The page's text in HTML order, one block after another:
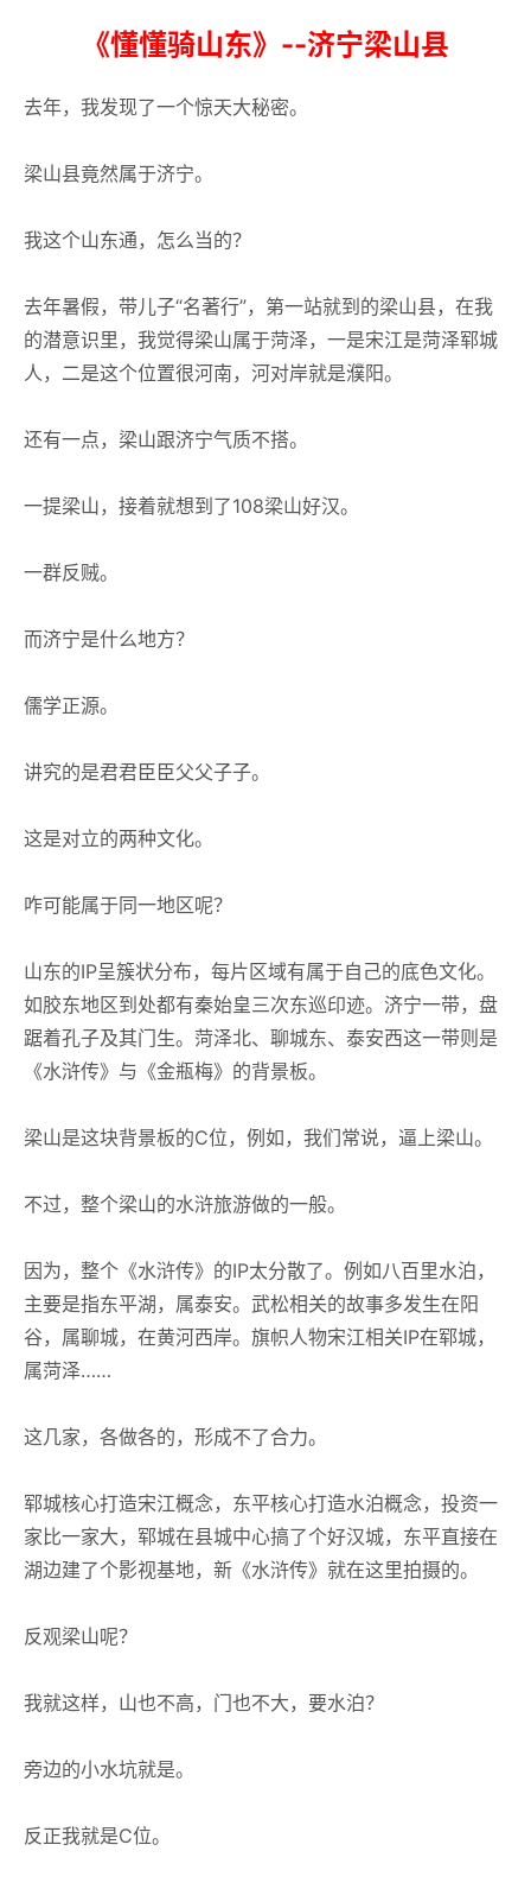
《懂懂骑山东》--济宁梁山县
去年，我发现了一个惊天大秘密。
梁山县竟然属于济宁。
我这个山东通，怎么当的？
去年暑假，带儿子“名著行”，第一站就到的梁山县，在我
的潜意识里，我觉得梁山属于菏泽，一是宋江是菏泽郓城
人，二是这个位置很河南，河对岸就是濮阳。
还有一点，梁山跟济宁气质不搭。
一提梁山，接着就想到了108梁山好汉。
一群反贼。
而济宁是什么地方？
儒学正源。
讲究的是君君臣臣父父子子。
这是对立的两种文化。
咋可能属于同一地区呢？
山东的IP呈簇状分布，每片区域有属于自己的底色文化。
如胶东地区到处都有秦始皇三次东巡印迹。济宁一带，盘
踞着孔子及其门生。菏泽北、聊城东、泰安西这一带则是
《水浒传》与《金瓶梅》的背景板。
梁山是这块背景板的C位，例如，我们常说，逼上梁山。
不过，整个梁山的水浒旅游做的一般。
因为，整个《水浒传》的IP太分散了。例如八百里水泊，
主要是指东平湖，属泰安。武松相关的故事多发生在阳
谷，属聊城，在黄河西岸。旗帜人物宋江相关IP在郓城，
属菏泽……
这几家，各做各的，形成不了合力。
郓城核心打造宋江概念，东平核心打造水泊概念，投资一
家比一家大，郓城在县城中心搞了个好汉城，东平直接在
湖边建了个影视基地，新《水浒传》就在这里拍摄的。
反观梁山呢？
我就这样，山也不高，门也不大，要水泊？
旁边的小水坑就是。
反正我就是C位。